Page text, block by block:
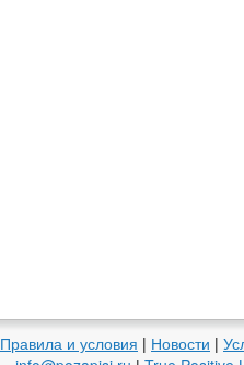
Правила и условия | Новости |